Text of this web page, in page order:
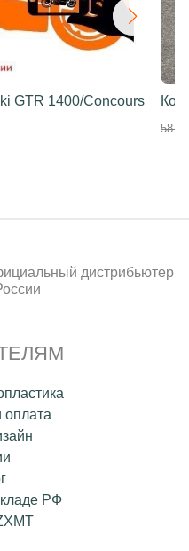
GTR 1400/Concours
58
дистрибьютер
оплата
РФ